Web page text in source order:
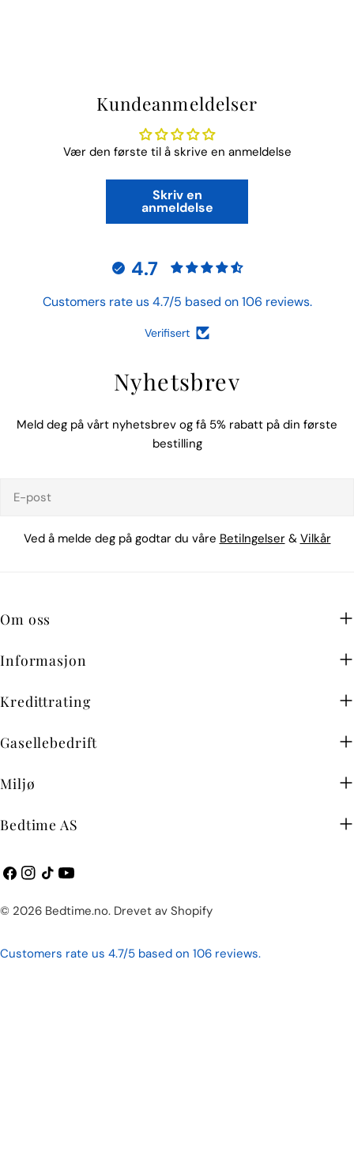
Kundeanmeldelser
Vær den første til å skrive en anmeldelse
Skriv en
anmeldelse
4.7
Customers rate us 4.7/5 based on 106 reviews.
Verifisert
Nyhetsbrev
Meld deg på vårt nyhetsbrev og få 5% rabatt på din første
bestilling
post
Ved å melde deg på godtar du våre Betilngelser& Vilkår
Om oss
Informasjon
Kredittrating
Gasellebedrift
Miljø
Bedtime AS
Facebook
Instagram
TikTokYouTube
© 2026 Bedtime.no. Drevet av Shopify
Betalingsmetoder
Customers rate us 4.7/5 based on 106 reviews.